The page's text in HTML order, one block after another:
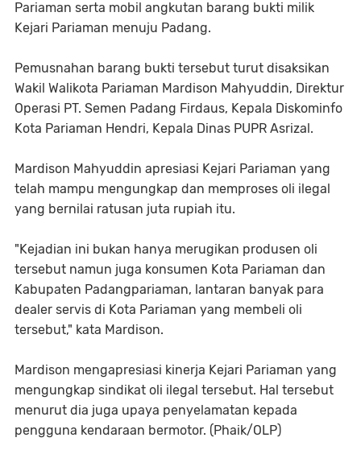
Pariaman serta mobil angkutan barang bukti milik
Kejari Pariaman menuju Padang.
Pemusnahan barang bukti tersebut turut disaksikan
Wakil Walikota Pariaman Mardison Mahyuddin, Direktur
Operasi PT. Semen Padang Firdaus, Kepala Diskominfo
Kota Pariaman Hendri, Kepala Dinas PUPR Asrizal.
Mardison Mahyuddin apresiasi Kejari Pariaman yang
telah mampu mengungkap dan memproses oli ilegal
yang bernilai ratusan juta rupiah itu.
"Kejadian ini bukan hanya merugikan produsen oli
tersebut namun juga konsumen Kota Pariaman dan
Kabupaten Padangpariaman, lantaran banyak para
dealer servis di Kota Pariaman yang membeli oli
tersebut," kata Mardison.
Mardison mengapresiasi kinerja Kejari Pariaman yang
mengungkap sindikat oli ilegal tersebut. Hal tersebut
menurut dia juga upaya penyelamatan kepada
pengguna kendaraan bermotor. (Phaik/OLP)